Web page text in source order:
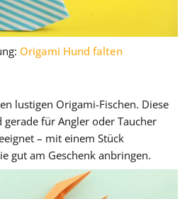
Origami Hund falten
lustigen Origami-Fischen. Diese
für Angler oder Taucher
– mit einem Stück
gut am Geschenk anbringen.